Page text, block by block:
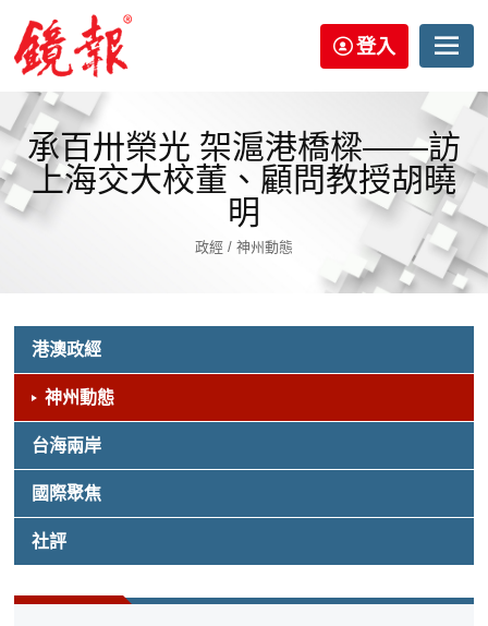
登入
承百卅榮光 架滬港橋樑——訪
上海交大校董、顧問教授胡曉
明
政經 / 神州動態
港澳政經
神州動態
台海兩岸
國際聚焦
社評